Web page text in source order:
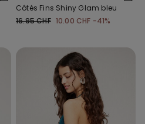
Côtés Fins Shiny Glam bleu
16.95 CHF 10.00 CHF -41%